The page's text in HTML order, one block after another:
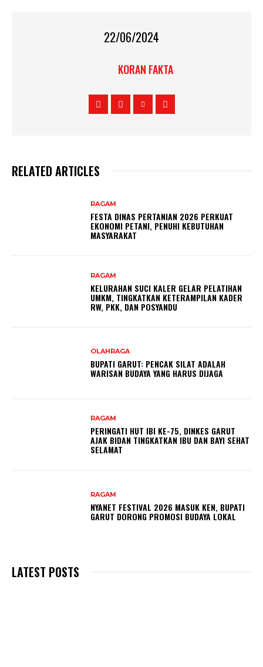
22/06/2024
KORAN FAKTA
RELATED ARTICLES
RAGAM
FESTA DINAS PERTANIAN 2026 PERKUAT
EKONOMI PETANI, PENUHI KEBUTUHAN
MASYARAKAT
RAGAM
KELURAHAN SUCI KALER GELAR PELATIHAN
UMKM, TINGKATKAN KETERAMPILAN KADER
RW, PKK, DAN POSYANDU
OLAHRAGA
BUPATI GARUT: PENCAK SILAT ADALAH
WARISAN BUDAYA YANG HARUS DIJAGA
RAGAM
PERINGATI HUT IBI KE-75, DINKES GARUT
AJAK BIDAN TINGKATKAN IBU DAN BAYI SEHAT
SELAMAT
RAGAM
NYANET FESTIVAL 2026 MASUK KEN, BUPATI
GARUT DORONG PROMOSI BUDAYA LOKAL
LATEST POSTS